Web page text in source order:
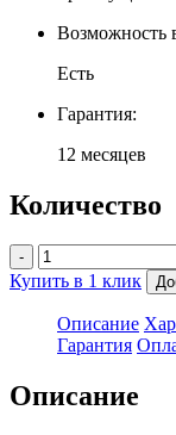
Возможность
Есть
Гарантия:
12 месяцев
Количество
-
Купить в 1 клик
Описание
Гарантия
Описание